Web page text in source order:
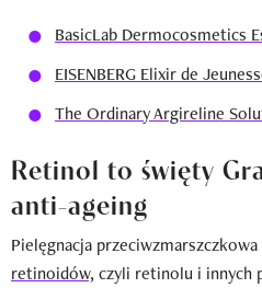
BasicLab Dermocosmetics
EISENBERG Elixir de
The Ordinary Argireline
Retinol to święty
anti-ageing
Pielęgnacja
retinoidów,czyli retinolu i innych